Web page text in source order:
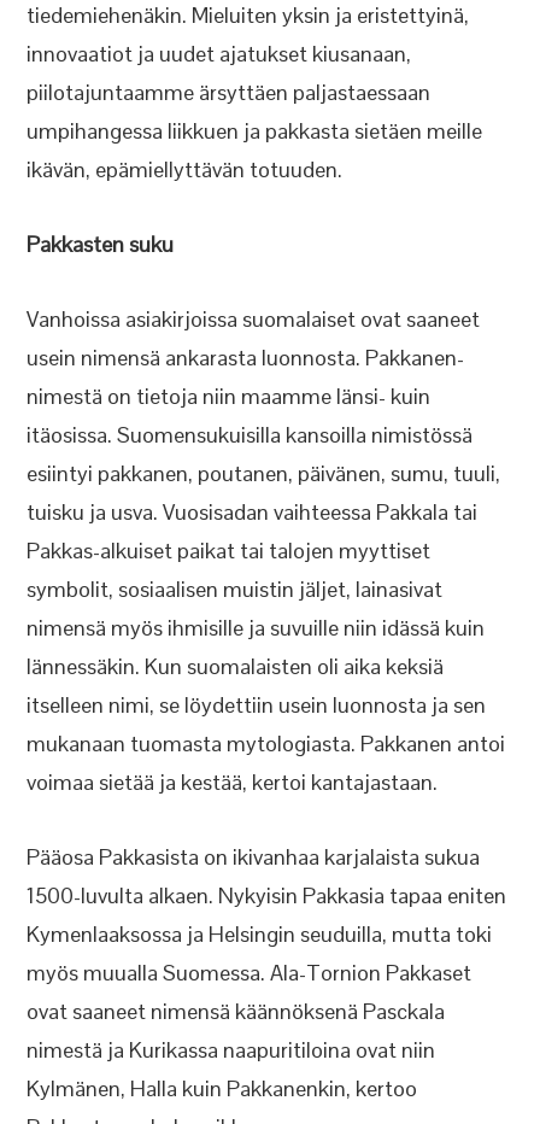
tiedemiehenäkin. Mieluiten yksin ja eristettyinä,
innovaatiot ja uudet ajatukset kiusanaan,
piilotajuntaamme ärsyttäen paljastaessaan
umpihangessa liikkuen ja pakkasta sietäen meille
ikävän, epämiellyttävän totuuden.
Pakkasten suku
Vanhoissa asiakirjoissa suomalaiset ovat saaneet
usein nimensä ankarasta luonnosta. Pakkanen-
nimestä on tietoja niin maamme länsi- kuin
itäosissa. Suomensukuisilla kansoilla nimistössä
esiintyi pakkanen, poutanen, päivänen, sumu, tuuli,
tuisku ja usva. Vuosisadan vaihteessa Pakkala tai
Pakkas-alkuiset paikat tai talojen myyttiset
symbolit, sosiaalisen muistin jäljet, lainasivat
nimensä myös ihmisille ja suvuille niin idässä kuin
lännessäkin. Kun suomalaisten oli aika keksiä
itselleen nimi, se löydettiin usein luonnosta ja sen
mukanaan tuomasta mytologiasta. Pakkanen antoi
voimaa sietää ja kestää, kertoi kantajastaan.
Pääosa Pakkasista on ikivanhaa karjalaista sukua
1500-luvulta alkaen. Nykyisin Pakkasia tapaa eniten
Kymenlaaksossa ja Helsingin seuduilla, mutta toki
myös muualla Suomessa. Ala-Tornion Pakkaset
ovat saaneet nimensä käännöksenä Pasckala
nimestä ja Kurikassa naapuritiloina ovat niin
Kylmänen, Halla kuin Pakkanenkin, kertoo